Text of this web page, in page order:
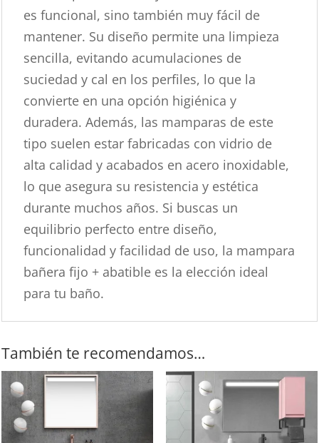
es funcional, sino también muy fácil de
mantener. Su diseño permite una limpieza
sencilla, evitando acumulaciones de
suciedad y cal en los perfiles, lo que la
convierte en una opción higiénica y
duradera. Además, las mamparas de este
tipo suelen estar fabricadas con vidrio de
alta calidad y acabados en acero inoxidable,
lo que asegura su resistencia y estética
durante muchos años. Si buscas un
equilibrio perfecto entre diseño,
funcionalidad y facilidad de uso, la mampara
bañera fijo + abatible es la elección ideal
para tu baño.
También te recomendamos…